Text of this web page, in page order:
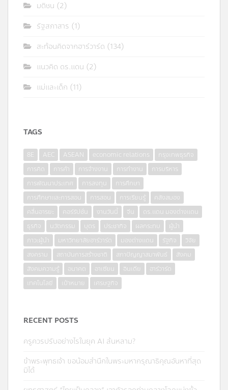
มติชน (2)
รัฐสภาสาร (1)
สะท้อนคิดจากฮาร์วาร์ด (134)
แนวคิด ดร.แดน (2)
แม่และเด็ก (11)
TAGS
8E AEC ASEAN economic relations
กรุงเทพธุรกิจ
การคิด
การค้า การจ้างงาน การทำงาน
การบริหาร
การพัฒนาประเทศ
การลงทุน
การศึกษา
การศึกษาและการสอน
การสอน การเรียนรู้
คลังสมอง
คลื่นอารยะ
คอร์รัปชั่น งานวันนี้ จีน
ดร.แดน มองต่างแดน
ธุรกิจ
นวัตกรรม บุตร ประชากิจ ผลกระทบ
ผู้นำ
ภาวะผู้นำ
มหาวิทยาลัยฮาร์วาร์ด มองต่างแดน รัฐกิจ
วิจัย
สงคราม
สถาบันการสร้างชาติ สภาปัญญาสมาพันธ์
สังคม
สังคมความรู้
อนาคต อาเซียน อินเดีย
ฮาร์วาร์ด
เทคโนโลยี
เป้าหมาย เศรษฐกิจ
RECENT POSTS
ครูควรปรับอย่างไรในยุค AI ล้นหลาม?
ข้าพระพุทธเจ้า ขอน้อมสำนึกในพระมหากรุณาธิคุณอันหาที่สุด
มิได้